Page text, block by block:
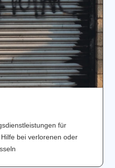
für
bei verlorenen oder